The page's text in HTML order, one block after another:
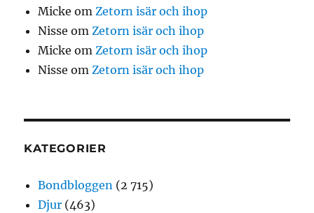
Micke omZetorn isär och ihop
Nisse omZetorn isär och ihop
Micke omZetorn isär och ihop
Nisse omZetorn isär och ihop
KATEGORIER
Bondbloggen (2 715)
Djur (463)